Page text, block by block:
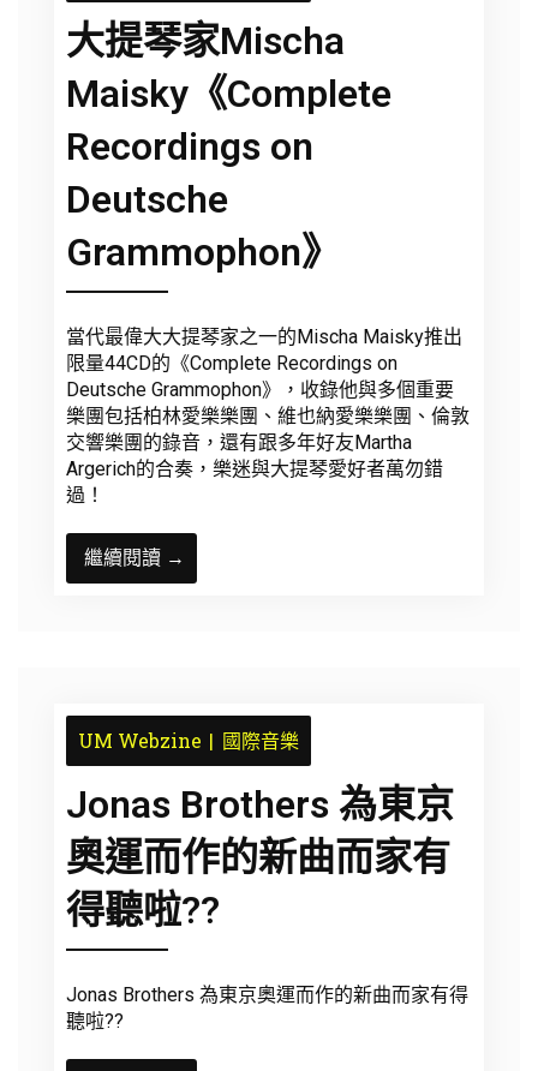
大提琴家Mischa
Maisky《Complete
Recordings on
Deutsche
Grammophon》
當代最偉大大提琴家之一的Mischa Maisky推出
限量44CD的《Complete Recordings on
Deutsche Grammophon》，收錄他與多個重要
樂團包括柏林愛樂樂團、維也納愛樂樂團、倫敦
交響樂團的錄音，還有跟多年好友Martha
Argerich的合奏，樂迷與大提琴愛好者萬勿錯
過！
繼續閱讀 →
UM Webzine 國際音樂
Jonas Brothers 為東京
奧運而作的新曲而家有
得聽啦??
Jonas Brothers 為東京奧運而作的新曲而家有得
聽啦??